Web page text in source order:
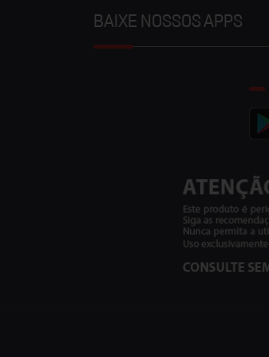
BAIXE NOSSOS APPS